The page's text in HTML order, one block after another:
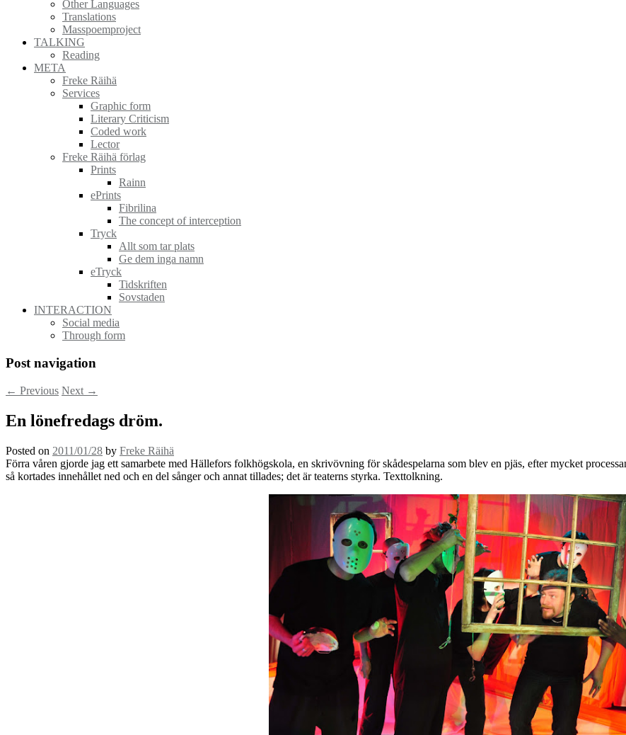
Other Languages
Translations
Masspoemproject
TALKING
Reading
META
Freke Räihä
Services
Graphic form
Literary Criticism
Coded work
Lector
Freke Räihä förlag
Prints
Rainn
ePrints
Fibrilina
The concept of interception
Tryck
Allt som tar plats
Ge dem inga namn
eTryck
Tidskriften
Sovstaden
INTERACTION
Social media
Through form
Post navigation
← Previous Next →
En lönefredags dröm.
Posted on 2011/01/28 by Freke Räihä
Förra våren gjorde jag ett samarbete med Hällefors folkhögskola, en skrivövning för skådespelarna som blev en pjäs, efter mycket
så kortades innehållet ned och en del sånger och annat tillades; det är teaterns styrka. Texttolkning.